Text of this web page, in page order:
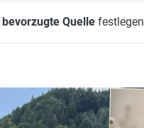
bevorzugte Quellefestlegen